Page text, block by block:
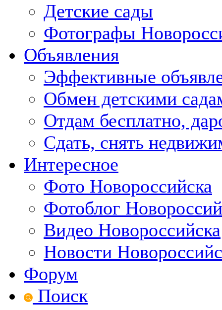
Детские сады
Фотографы
Объявления
Эффективные
Обмен детскими
Отдам бесплатно,
Сдать, снять
Интересное
Фото Новороссийска
Фотоблог
Видео Новороссийска
Новости
Форум
Поиск